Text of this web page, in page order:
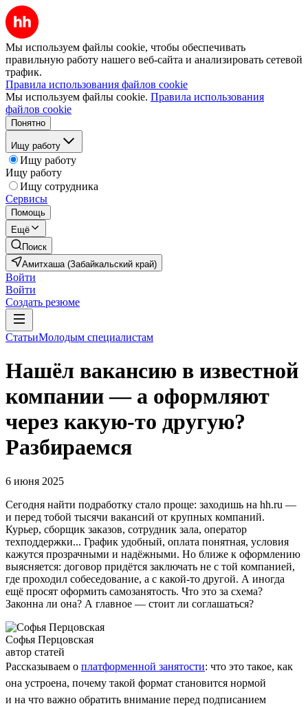
Мы используем файлы cookie, чтобы обеспечивать
правильную работу нашего веб-сайта и анализировать сетевой
трафик.
Правила использования файлов cookie
Мы используем файлы cookie. Правила использования
файлов cookie
Понятно
Ищу работу
Ищу работу
Ищу работу
Ищу сотрудника
Сервисы
Помощь
Ещё
Поиск
Амитхаша (Забайкальский край)
Войти
Войти
Создать резюме
СтатьиМолодым специалистам
Нашёл вакансию в известной
компании — а оформляют
через какую-то другую?
Разбираемся
6 июня 2025
Сегодня найти подработку стало проще: заходишь на hh.ru —
и перед тобой тысячи вакансий от крупных компаний.
Курьер, сборщик заказов, сотрудник зала, оператор
техподдержки... График удобный, оплата понятная, условия
кажутся прозрачными и надёжными. Но ближе к оформлению
выясняется: договор придётся заключать не с той компанией,
где проходил собеседование, а с какой-то другой. А иногда
ещё просят оформить самозанятость. Что это за схема?
Законна ли она? А главное — стоит ли соглашаться?
Софья Перцовская
автор статей
Рассказываем о платформенной занятости: что это такое, как
она устроена, почему такой формат становится нормой
и на что важно обратить внимание перед подписанием